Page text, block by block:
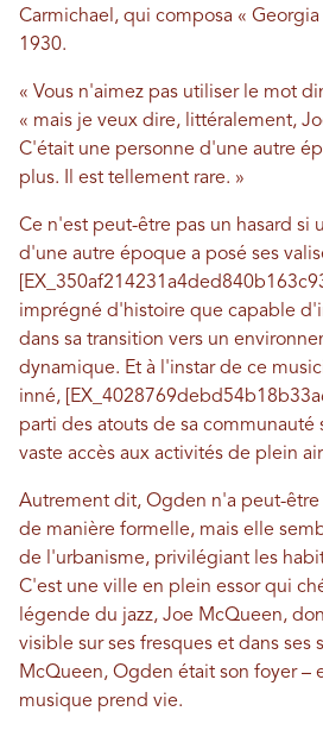
Carmichael, qui composa «
1930.
« Vous n'aimez pas utiliser le mot
« mais je veux dire, littéralement,
C'était une personne d'une autre
plus. Il est tellement rare. »
Ce n'est peut-être pas un hasard si
d'une autre époque a posé ses
imprégné d'histoire que capable
dans sa transition vers un
dynamique. Et à l'instar de ce
inné,
parti des atouts de sa communauté
vaste accès aux activités de plein
Autrement dit, Ogden n'a peut-être
de manière formelle, mais elle
de l'urbanisme, privilégiant les
C'est une ville en plein essor qui
légende du jazz, Joe McQueen,
visible sur ses fresques et dans ses
McQueen, Ogden était son foyer –
musique prend vie.